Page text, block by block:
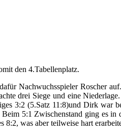
den 4.Tabellenplatz.
Nachwuchsspieler Roscher
drei Siege und eine
3:2 (5.Satz 11:8)und Dirk war
5:1 Zwischenstand ging es
was aber teilweise hart